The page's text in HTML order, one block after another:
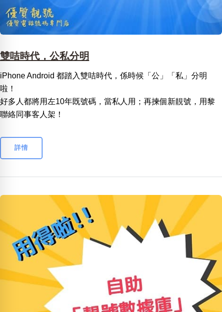
雙咭時代，公私分明
iPhone Android 都踏入雙咭時代，係時候「公」「私」分明
啦！
好多人都將用左10年既號碼，當私人用；再揀個新靚號，用黎
聯絡同事客人架！
詳情